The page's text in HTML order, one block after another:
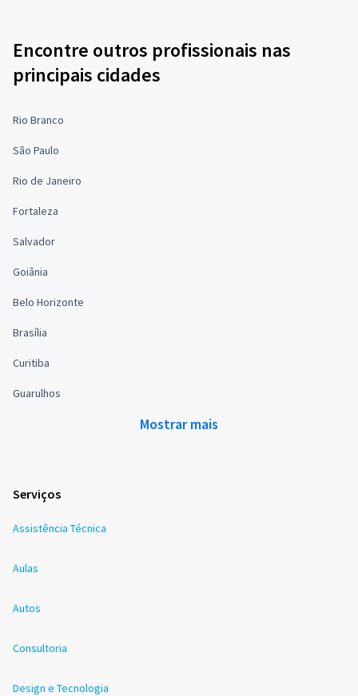
Encontre outros profissionais nas
principais cidades
Rio Branco
São Paulo
Rio de Janeiro
Fortaleza
Salvador
Goiânia
Belo Horizonte
Brasília
Curitiba
Guarulhos
Mostrar mais
Serviços
Assistência Técnica
Aulas
Autos
Consultoria
Design e Tecnologia